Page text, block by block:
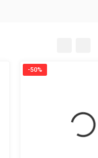
-50%